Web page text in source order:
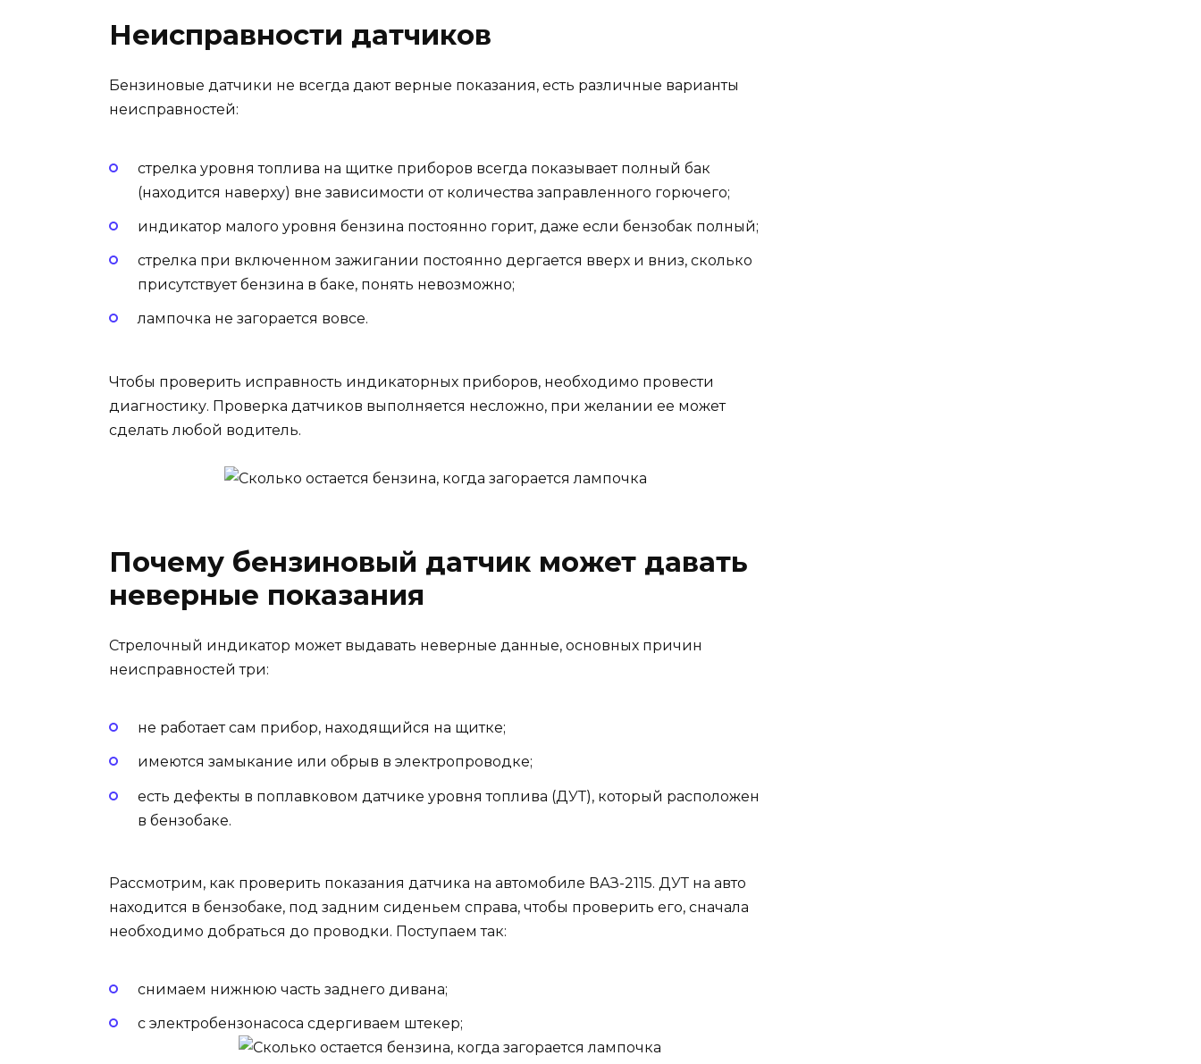
Неисправности датчиков
Бензиновые датчики не всегда дают верные показания, есть различные варианты
неисправностей:
стрелка уровня топлива на щитке приборов всегда показывает полный бак
(находится наверху) вне зависимости от количества заправленного горючего;
индикатор малого уровня бензина постоянно горит, даже если бензобак полный;
стрелка при включенном зажигании постоянно дергается вверх и вниз, сколько
присутствует бензина в баке, понять невозможно;
лампочка не загорается вовсе.
Чтобы проверить исправность индикаторных приборов, необходимо провести
диагностику. Проверка датчиков выполняется несложно, при желании ее может
сделать любой водитель.
Почему бензиновый датчик может давать
неверные показания
Стрелочный индикатор может выдавать неверные данные, основных причин
неисправностей три:
не работает сам прибор, находящийся на щитке;
имеются замыкание или обрыв в электропроводке;
есть дефекты в поплавковом датчике уровня топлива (ДУТ), который расположен
в бензобаке.
Рассмотрим, как проверить показания датчика на автомобиле ВАЗ-2115. ДУТ на авто
находится в бензобаке, под задним сиденьем справа, чтобы проверить его, сначала
необходимо добраться до проводки. Поступаем так:
снимаем нижнюю часть заднего дивана;
с электробензонасоса сдергиваем штекер;